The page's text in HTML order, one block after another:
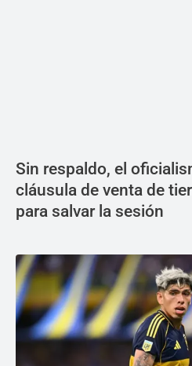
Sin respaldo, el
cláusula de venta de
para salvar la sesión